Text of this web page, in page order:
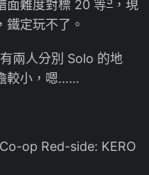
面難度對標 20 等
，現
鐵定玩不了。
人分別 Solo 的地
較小，嗯……
op Red-side: KERO